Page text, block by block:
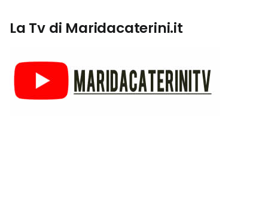
La Tv di Maridacaterini.it